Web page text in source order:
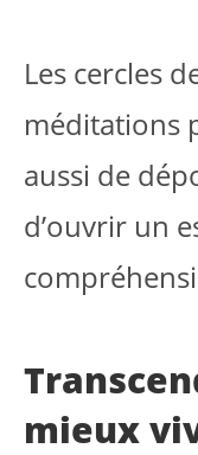
Les cercles
méditations
aussi de
d’ouvrir un
mieux